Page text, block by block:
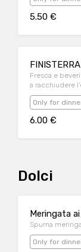
5.50 €
Fresca e
a racchiudere
Only for
6.00 €
Dolci
Meringata
Spuma
Only for